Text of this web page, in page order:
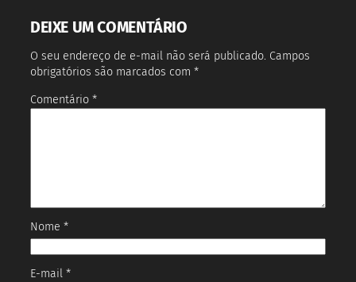
DEIXE UM COMENTÁRIO
O seu endereço de e-mail não será publicado. Campos
obrigatórios são marcados com *
Comentário *
Nome *
E-mail *